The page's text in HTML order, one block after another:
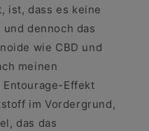
ist, dass es keine
dennoch das
wie CBD und
meinen
Effekt
im Vordergrund,
das das